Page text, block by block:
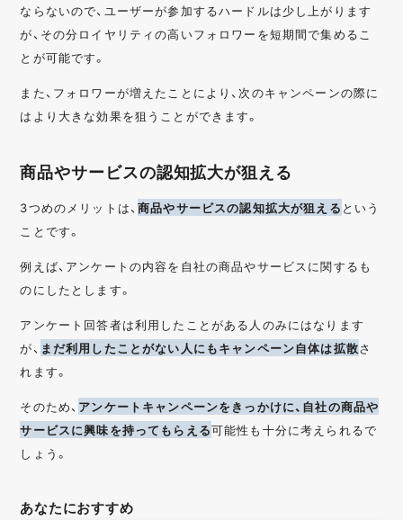
ならないので、ユーザーが参加するハードルは少し上がります
が、その分ロイヤリティの高いフォロワーを短期間で集めるこ
とが可能です。
また、フォロワーが増えたことにより、次のキャンペーンの際に
はより大きな効果を狙うことができます。
商品やサービスの認知拡大が狙える
3つめのメリットは、商品やサービスの認知拡大が狙える という
ことです。
例えば、アンケートの内容を自社の商品やサービスに関するも
のにしたとします。
アンケート回答者は利用したことがある人のみにはなります
が、 まだ利用したことがない人にもキャンペーン自体は拡散さ
れます。
そのため、 アンケートキャンペーンをきっかけに、自社の商品や
サービスに興味を持ってもらえる可能性も十分に考えられるで
しょう。
あなたにおすすめ